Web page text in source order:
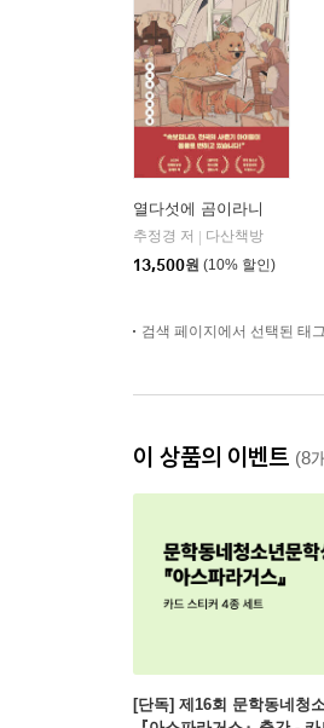
열다섯에 곰이라니
추정경 저
다산책방
13,500원 (10% 할인)
검색 페이지에서 선택된 태
이 상품의 이벤트 (8
[단독] 제16회 문학동네청